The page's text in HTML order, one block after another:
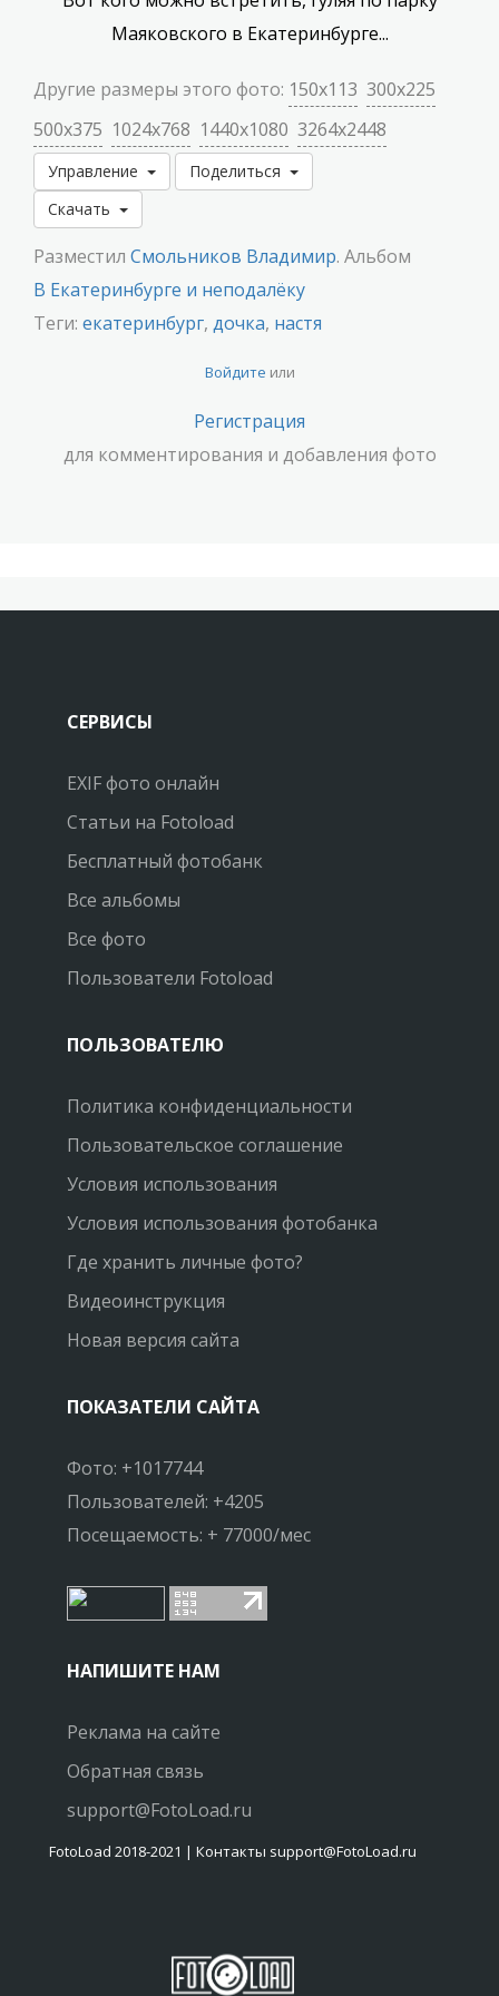
Маяковского в Екатеринбурге...
Другие размеры этого фото: 150x113 300x225
500x375 1024x768 1440x1080 3264x2448
Управление
Поделиться
Скачать
Разместил Смольников Владимир. Альбом
В Екатеринбурге и неподалёку
Теги: екатеринбург, дочка, настя
Войдите или
Регистрация
для комментирования и добавления фото
СЕРВИСЫ
EXIF фото онлайн
Статьи на Fotoload
Бесплатный фотобанк
Все альбомы
Все фото
Пользователи Fotoload
ПОЛЬЗОВАТЕЛЮ
Политика конфиденциальности
Пользовательское соглашение
Условия использования
Условия использования фотобанка
Где хранить личные фото?
Видеоинструкция
Новая версия сайта
ПОКАЗАТЕЛИ САЙТА
Фото: +1017744
Пользователей: +4205
Посещаемость: + 77000/мес
НАПИШИТЕ НАМ
Реклама на сайте
Обратная связь
support@FotoLoad.ru
FotoLoad 2018-2021 | Контакты support@FotoLoad.ru